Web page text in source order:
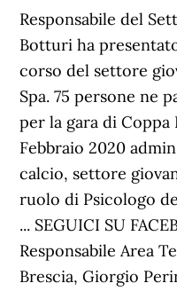
Responsabile del
Botturi ha
corso del settore
Spa . 75 persone ne
per la gara di Coppa
Febbraio 2020
calcio, settore
ruolo di Psicologo
... SEGUICI SU
Responsabile Area
Brescia, Giorgio